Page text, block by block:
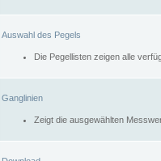
Auswahl des Pegels
Die Pegellisten zeigen alle
Ganglinien
Zeigt die ausgewählten